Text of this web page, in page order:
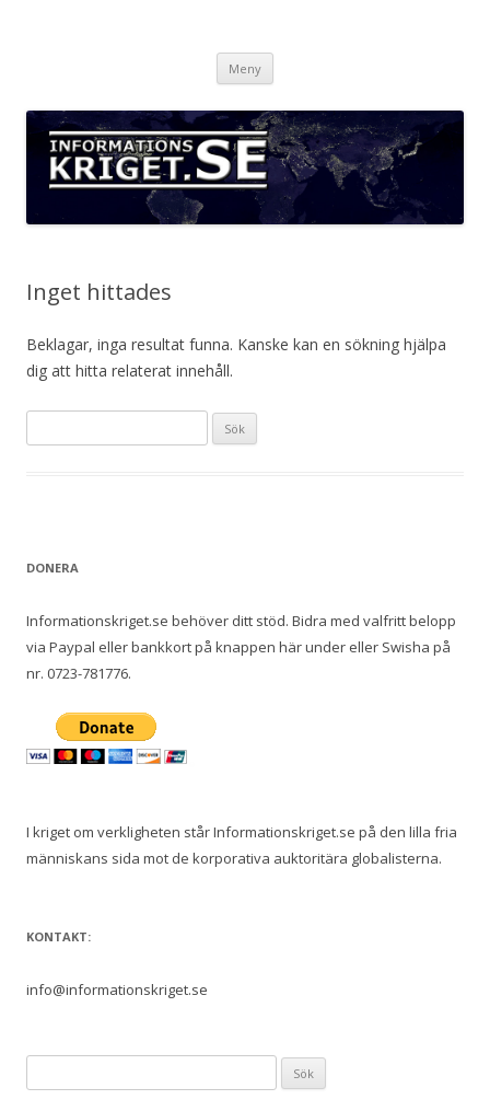
Meny
Inget hittades
Beklagar, inga resultat funna. Kanske kan en sökning hjälpa
dig att hitta relaterat innehåll.
efter:
DONERA
Informationskriget.se behöver ditt stöd. Bidra med valfritt belopp
via Paypal eller bankkort på knappen här under eller Swisha på
nr. 0723-781776.
I kriget om verkligheten står Informationskriget.se på den lilla fria
människans sida mot de korporativa auktoritära globalisterna.
KONTAKT:
info@informationskriget.se
efter: